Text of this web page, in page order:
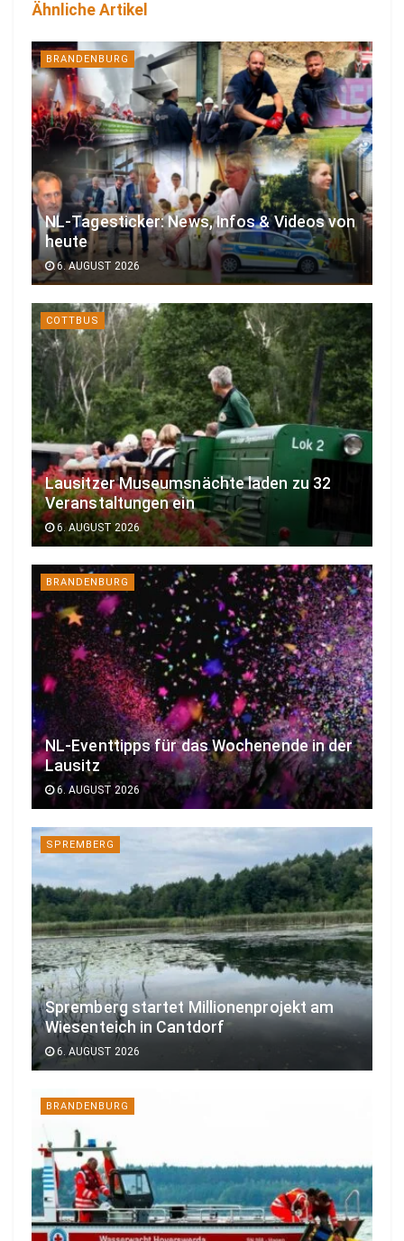
Ähnliche Artikel
BRANDENBURG
NL-Tagesticker: News, Infos & Videos von
heute
6. AUGUST 2026
COTTBUS
Lausitzer Museumsnächte laden zu 32
Veranstaltungen ein
6. AUGUST 2026
BRANDENBURG
NL-Eventtipps für das Wochenende in der
Lausitz
6. AUGUST 2026
SPREMBERG
Spremberg startet Millionenprojekt am
Wiesenteich in Cantdorf
6. AUGUST 2026
BRANDENBURG